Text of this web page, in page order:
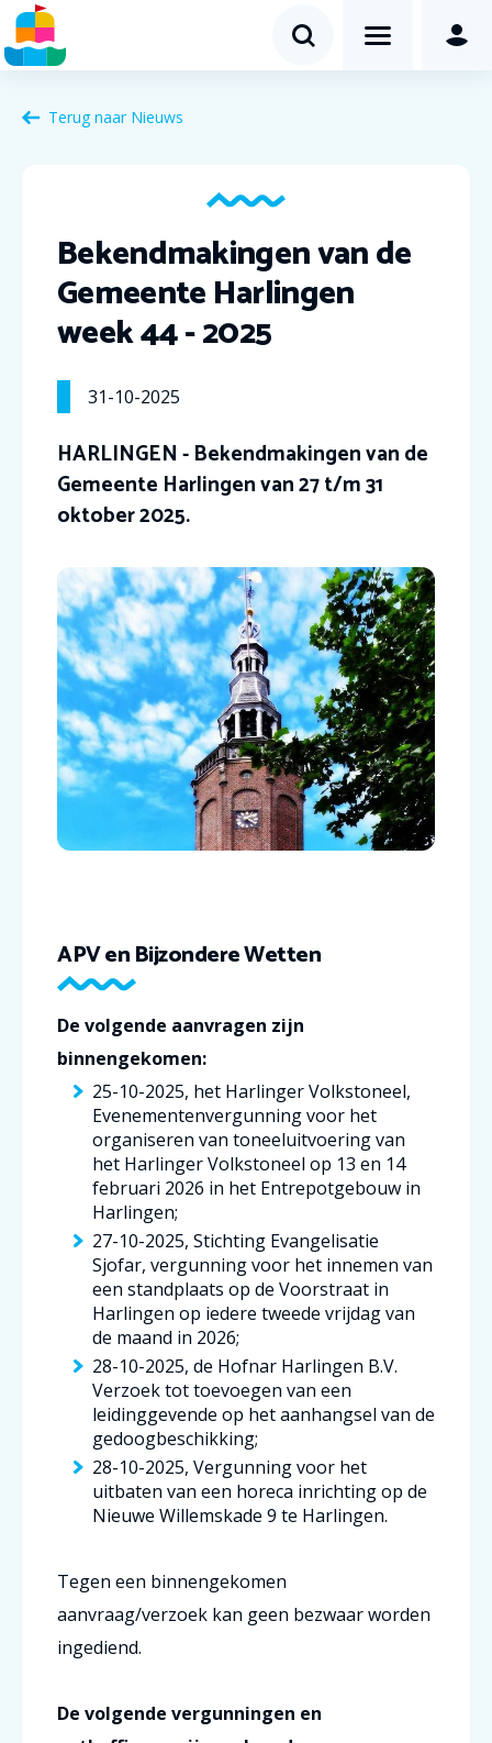
Terug naar Nieuws
Bekendmakingen van de
Gemeente Harlingen
week 44 - 2025
31-10-2025
HARLINGEN - Bekendmakingen van de
Gemeente Harlingen van 27 t/m 31
oktober 2025.
APV en Bijzondere Wetten
De volgende aanvragen zijn
binnengekomen:
25-10-2025, het Harlinger Volkstoneel,
Evenementenvergunning voor het
organiseren van toneeluitvoering van
het Harlinger Volkstoneel op 13 en 14
februari 2026 in het Entrepotgebouw in
Harlingen;
27-10-2025, Stichting Evangelisatie
Sjofar, vergunning voor het innemen van
een standplaats op de Voorstraat in
Harlingen op iedere tweede vrijdag van
de maand in 2026;
28-10-2025, de Hofnar Harlingen B.V.
Verzoek tot toevoegen van een
leidinggevende op het aanhangsel van de
gedoogbeschikking;
28-10-2025, Vergunning voor het
uitbaten van een horeca inrichting op de
Nieuwe Willemskade 9 te Harlingen.
Tegen een binnengekomen
aanvraag/verzoek kan geen bezwaar worden
ingediend.
De volgende vergunningen en